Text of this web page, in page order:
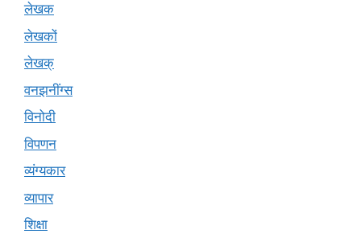
लेखक
लेखकों
लेखक्
वनझनींग्स
विनोदी
विपणन
व्यंग्यकार
व्यापार
शिक्षा